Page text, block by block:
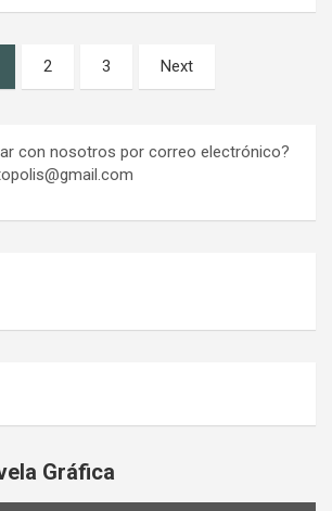
2 3 Next
con nosotros por correo electrónico?
Gráfica